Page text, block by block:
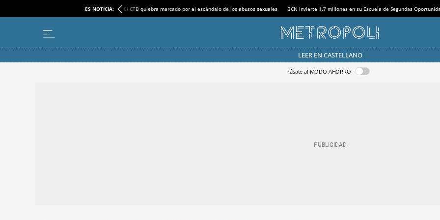
ES NOTICIA: El CTB quiebra marcado por el escándalo de los abusos sexuales BCN invierte 1,7 millones en su Escuela de Segundas
LEER EN CASTELLANO
Pásate al MODO AHORRO